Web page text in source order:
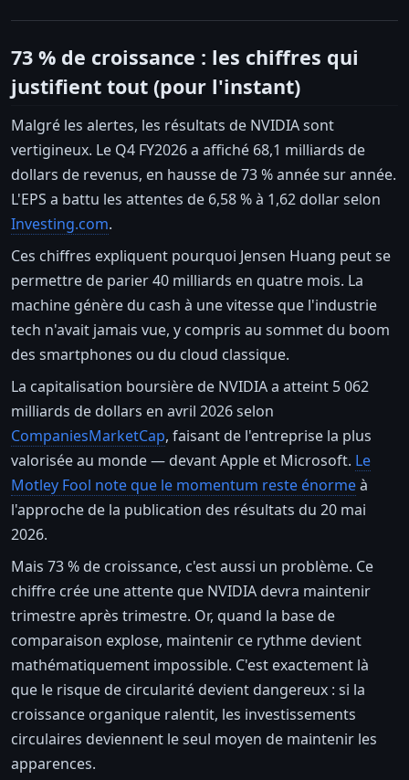
73 % de croissance : les chiffres qui
justifient tout (pour l'instant)
Malgré les alertes, les résultats de NVIDIA sont
vertigineux. Le Q4 FY2026 a affiché 68,1 milliards de
dollars de revenus, en hausse de 73 % année sur année.
L'EPS a battu les attentes de 6,58 % à 1,62 dollar selon
Investing.com.
Ces chiffres expliquent pourquoi Jensen Huang peut se
permettre de parier 40 milliards en quatre mois. La
machine génère du cash à une vitesse que l'industrie
tech n'avait jamais vue, y compris au sommet du boom
des smartphones ou du cloud classique.
La capitalisation boursière de NVIDIA a atteint 5 062
milliards de dollars en avril 2026 selon
CompaniesMarketCap, faisant de l'entreprise la plus
valorisée au monde — devant Apple et Microsoft. Le
Motley Fool note que le momentum reste énormeà
l'approche de la publication des résultats du 20 mai
2026.
Mais 73 % de croissance, c'est aussi un problème. Ce
chiffre crée une attente que NVIDIA devra maintenir
trimestre après trimestre. Or, quand la base de
comparaison explose, maintenir ce rythme devient
mathématiquement impossible. C'est exactement là
que le risque de circularité devient dangereux : si la
croissance organique ralentit, les investissements
circulaires deviennent le seul moyen de maintenir les
apparences.